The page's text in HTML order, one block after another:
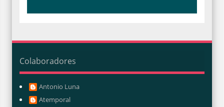
Colaboradores
Antonio Luna
Atemporal